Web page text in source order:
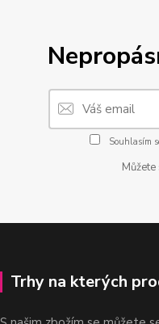
Souhlasím
Trhy na kterých